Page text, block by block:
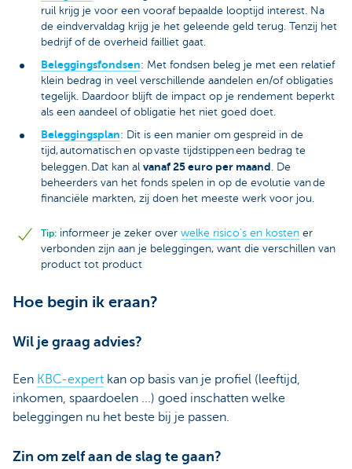
ruil krijg je voor een vooraf bepaalde looptijd interest. Na
de eindvervaldag krijg je het geleende geld terug. Tenzij het
bedrijf of de overheid failliet gaat.
Beleggingsfondsen: Met fondsen beleg je met een relatief
klein bedrag in veel verschillende aandelen en/of obligaties
tegelijk. Daardoor blijft de impact op je rendement beperkt
als een aandeel of obligatie het niet goed doet.
Beleggingsplan: Dit is een manier om gespreid in de
tijd, automatisch en op vaste tijdstippen een bedrag te
beleggen. Dat kan al vanaf 25 euro per maand . De
beheerders van het fonds spelen in op de evolutie van de
financiële markten, zij doen het meeste werk voor jou.
Tip: informeer je zeker over welke risico’s en kosten er
verbonden zijn aan je beleggingen, want die verschillen van
product tot product
Hoe begin ik eraan?
Wil je graag advies?
Een KBC-expert kan op basis van je profiel (leeftijd,
inkomen, spaardoelen ...) goed inschatten welke
beleggingen nu het beste bij je passen.
Zin om zelf aan de slag te gaan?